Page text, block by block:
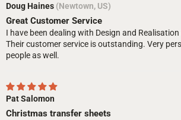
Doug Haines (Newtown, US)
Great Customer Service
I have been dealing with Design and
Their customer service is outstanding. Very
people as well.
Pat Salomon
Christmas transfer sheets